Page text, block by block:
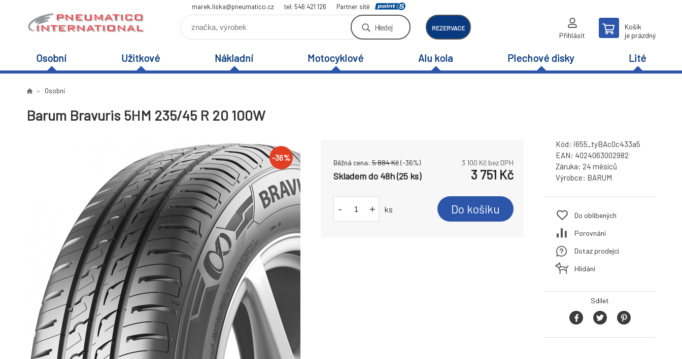
marek.liska@pneumatico.cz tel: 546 421 126 Partner sítě
Hledej REZERVACE
Přihlásit
Košík
je prázdný
Osobní Užitkové Nákladní Motocyklové Alu kola Plechové disky Lité
Osobní
Barum Bravuris 5HM 235/45 R 20 100W
-36%
Běžná cena: 5 884Kč(-36%) 3 100 Kč bez DPH
Skladem do 48h (25 ks) 3 751 Kč
- + ks Do košíku
Kód: i655_tyBAc0c433a5
EAN: 4024063002982
Záruka: 24 měsíců
Výrobce: BARUM
Do oblíbených
Porovnání
Dotaz prodejci
Hlídání
Sdílet